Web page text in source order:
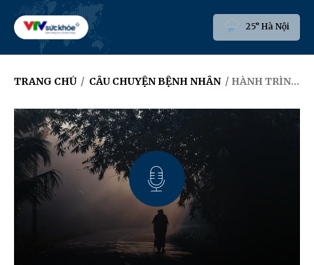
25° Hà Nội
TRANG CHỦ / CÂU CHUYỆN BỆNH NHÂN / HÀNH TRÌNH TÌM LẠI SỰ SỐNG CHO BỆNH NHÂN UNG THƯ